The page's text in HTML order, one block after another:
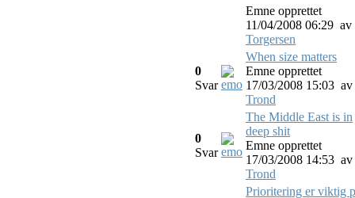
Emne opprettet
11/04/2008 06:29 av
Torgersen
0
Svar
When size matters
Emne opprettet
17/03/2008 15:03 av
Trond
0
Svar
The Middle East is in
deep shit
Emne opprettet
17/03/2008 14:53 av
Trond
Prioritering er viktig